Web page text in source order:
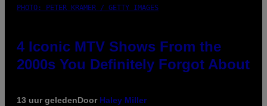
PHOTO: PETER KRAMER / GETTY IMAGES
4 Iconic MTV Shows From the
2000s You Definitely Forgot About
13 uur geledenDoor Haley Miller